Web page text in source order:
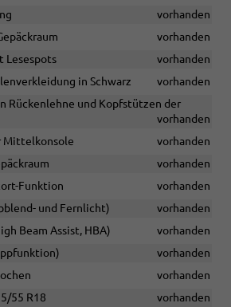
vorhanden
vorhanden
Lesespots
vorhanden
in Schwarz
vorhanden
Rückenlehne und Kopfstützen der
vorhanden
Mittelkonsole
vorhanden
vorhanden
Funktion
vorhanden
und Fernlicht)
vorhanden
Beam Assist, HBA)
vorhanden
vorhanden
vorhanden
55 R18
vorhanden